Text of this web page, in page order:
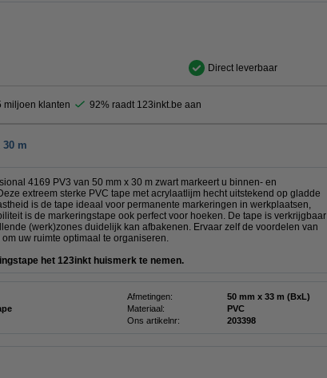
Direct leverbaar
miljoen klanten 92% raadt 123inkt.be aan
m
4169 PV3 van 50 mm x 30 m zwart markeert u binnen- en
extreem sterke PVC tape met acrylaatlijm hecht uitstekend op gladde
is de tape ideaal voor permanente markeringen in werkplaatsen,
is de markeringstape ook perfect voor hoeken. De tape is verkrijgbaar
(werk)zones duidelijk kan afbakenen. Ervaar zelf de voordelen van
uw ruimte optimaal te organiseren.
het 123inkt huismerk te nemen.
Afmetingen:
50 mm x 33 m (BxL)
Materiaal:
PVC
Ons artikelnr: 203398